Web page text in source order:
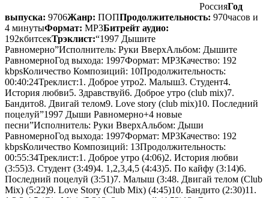
РоссияГод
выпуска: 9706Жанр: ПОППродолжительность: 970часов и
4 минутыФормат: MP3Битрейт аудио:
192кбитсекТрэклист:“1997 Дышите
Равномepно”Исполнитель: Руки ВверхАльбом: Дышите
РавномepноГод выхода: 1997Формат: MP3Качество: 192
kbpsКоличество Композиций: 10Продолжительность:
00:40:24Треклист:1. Доброе утро2. Малыш3. Студент4.
История любви5. Здравствуй6. Доброе утро (club mix)7.
Бандито8. Двигай телом9. Love story (club mix)10. Последний
поцелуй”1997 Дыши Равномерно+4 новые
песни”Исполнитель: Руки ВверхАльбом: Дыши
РавномерноГод выхода: 1997Формат: MP3Качество: 192
kbpsКоличество Композиций: 13Продолжительность:
00:55:34Треклист:1. Доброе утро (4:06)2. История любви
(3:55)3. Студент (3:49)4. 1,2,3,4,5 (4:43)5. По кайфу (3:14)6.
Последний поцелуй (3:51)7. Малыш (3:48. Двигай телом (Club
Mix) (5:22)9. Love Story (Club Mix) (4:45)10. Бандито (2:30)11.